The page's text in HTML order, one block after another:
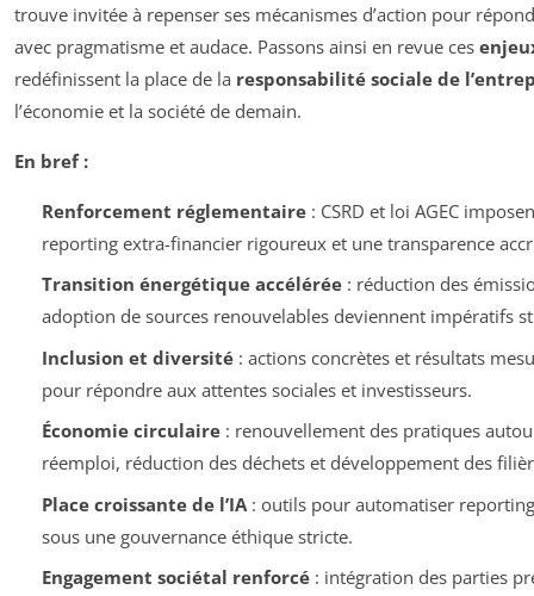
trouve invitée à repenser ses mécanismes d’action pour
avec pragmatisme et audace. Passons ainsi en revue ces
redéfinissent la place de la responsabilité sociale de
l’économie et la société de demain.
En bref :
Renforcement réglementaire: CSRD et loi AGEC
reporting extra-financier rigoureux et une transparence
Transition énergétique accélérée: réduction des
adoption de sources renouvelables deviennent impératifs
Inclusion et diversité: actions concrètes et résultats
pour répondre aux attentes sociales et investisseurs.
Économie circulaire: renouvellement des pratiques
réemploi, réduction des déchets et développement des
Place croissante de l’IA: outils pour automatiser reporting
sous une gouvernance éthique stricte.
Engagement sociétal renforcé: intégration des parties